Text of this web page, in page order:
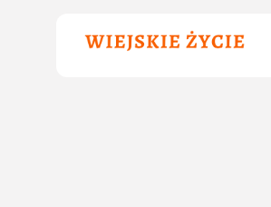
Szukana
fraza: